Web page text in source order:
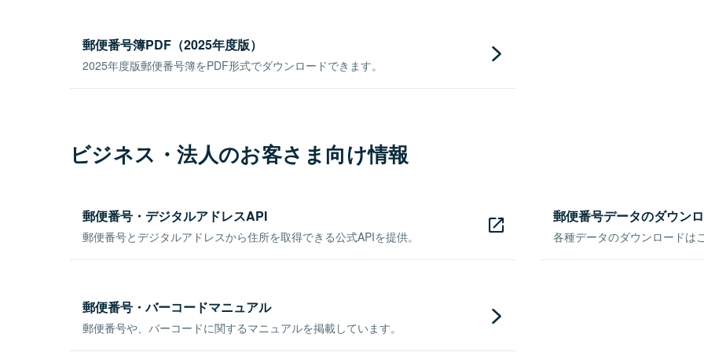
郵便番号簿PDF（2025年度版）
2025年度版郵便番号簿をPDF形式でダウンロードできます。
ビジネス・法人のお客さま向け情報
郵便番号・デジタルアドレスAPI
郵便番号とデジタルアドレスから住所を取得できる公式APIを提供。
郵便番号データのダウン
各種データのダウンロードは
郵便番号・バーコードマニュアル
郵便番号や、バーコードに関するマニュアルを掲載しています。